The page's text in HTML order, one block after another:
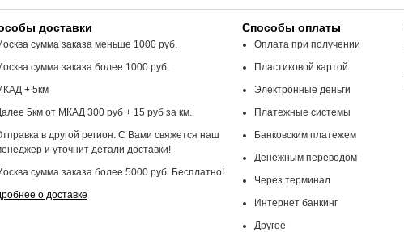
доставки
сумма заказа меньше 1000 руб.
сумма заказа более 1000 руб.
+ 5км
5км от МКАД 300 руб + 15 руб за км.
в другой регион. С Вами свяжется наш
и уточнит детали доставки!
сумма заказа более 5000 руб. Бесплатно!
о доставке
Способы оплаты
Оплата при получении
Пластиковой картой
Электронные деньги
Платежные системы
Банковским платежем
Денежным переводом
Через терминал
Интернет банкинг
Другое